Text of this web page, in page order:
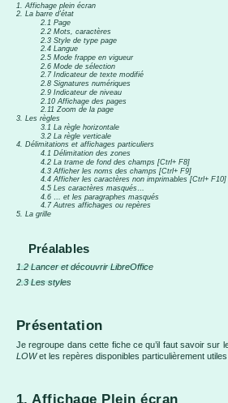
1. Affichage plein écran
2. La barre d’état
2.1 Page
2.2 Mots, caractères
2.3 Style de type page
2.4 Langue
2.5 Mode frappe en vigueur
2.6 Mode de sélection
2.7 Indicateur de texte modifié
2.8 Signatures numériques
2.9 Indicateur de niveau
2.10 Affichage des pages
2.11 Zoom de la page
3. Les règles
3.1 La règle horizontale
3.2 La règle verticale
4. Délimitations et affichages particuliers
4.1 Délimitation des zones
4.2 La trame de fond des champs [Ctrl+ F8]
4.3 Afficher les noms des champs [Ctrl+ F9]
4.4 Afficher les caractères non imprimables [Ctrl+ F10]
4.5 Les caractères masqués…
4.6 … et les paragraphes masqués
4.7 Autres affichages ou repères
5. La grille
Préalables
1.2 Lancer et découvrir LibreOffice
2.3 Les styles
Présentation
Je regroupe dans cette fiche ce qu’il faut savoir sur
LOWet les repères disponibles particulièrement utiles
1. Affichage Plein écran